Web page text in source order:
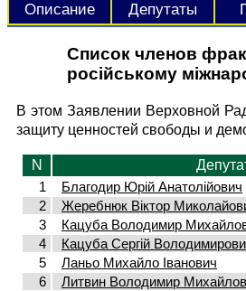
Описание Депутаты
Список членов
російському
В этом Заявлении Верховной
защиту ценностей свободы и
N
1
Благодир Юрій Анатолійович
2
Жеребнюк Віктор
3
Кацуба Володимир
4
Кацуба Сергій
5
Ланьо Михайло Іванович
6
Литвин Володимир